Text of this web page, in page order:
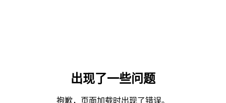
出现了一些问题
抱歉，页面加载时出现了错误。